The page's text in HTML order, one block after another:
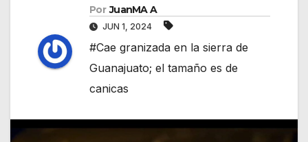
Por JuanMA A
JUN 1, 2024
#Cae granizada en la sierra de
Guanajuato; el tamaño es de
canicas